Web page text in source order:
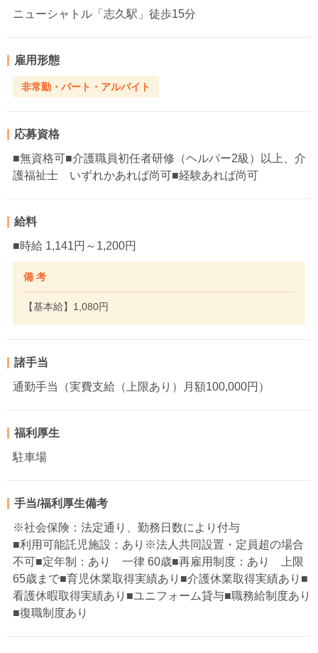
ニューシャトル「志久駅」徒歩15分
雇用形態
非常勤・パート・アルバイト
応募資格
■無資格可■介護職員初任者研修（ヘルパー2級）以上、介
護福祉士 いずれかあれば尚可■経験あれば尚可
給料
■時給 1,141円～1,200円
備 考
【基本給】1,080円
諸手当
通勤手当（実費支給（上限あり）月額100,000円）
福利厚生
駐車場
手当/福利厚生備考
※社会保険：法定通り、勤務日数により付与
■利用可能託児施設：あり※法人共同設置・定員超の場合
不可■定年制：あり 一律 60歳■再雇用制度：あり 上限
65歳まで■育児休業取得実績あり■介護休業取得実績あり■
看護休暇取得実績あり■ユニフォーム貸与■職務給制度あり
■復職制度あり